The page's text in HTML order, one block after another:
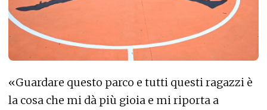
«Guardare questo parco e tutti questi ragazzi è
la cosa che mi dà più gioia e mi riporta a